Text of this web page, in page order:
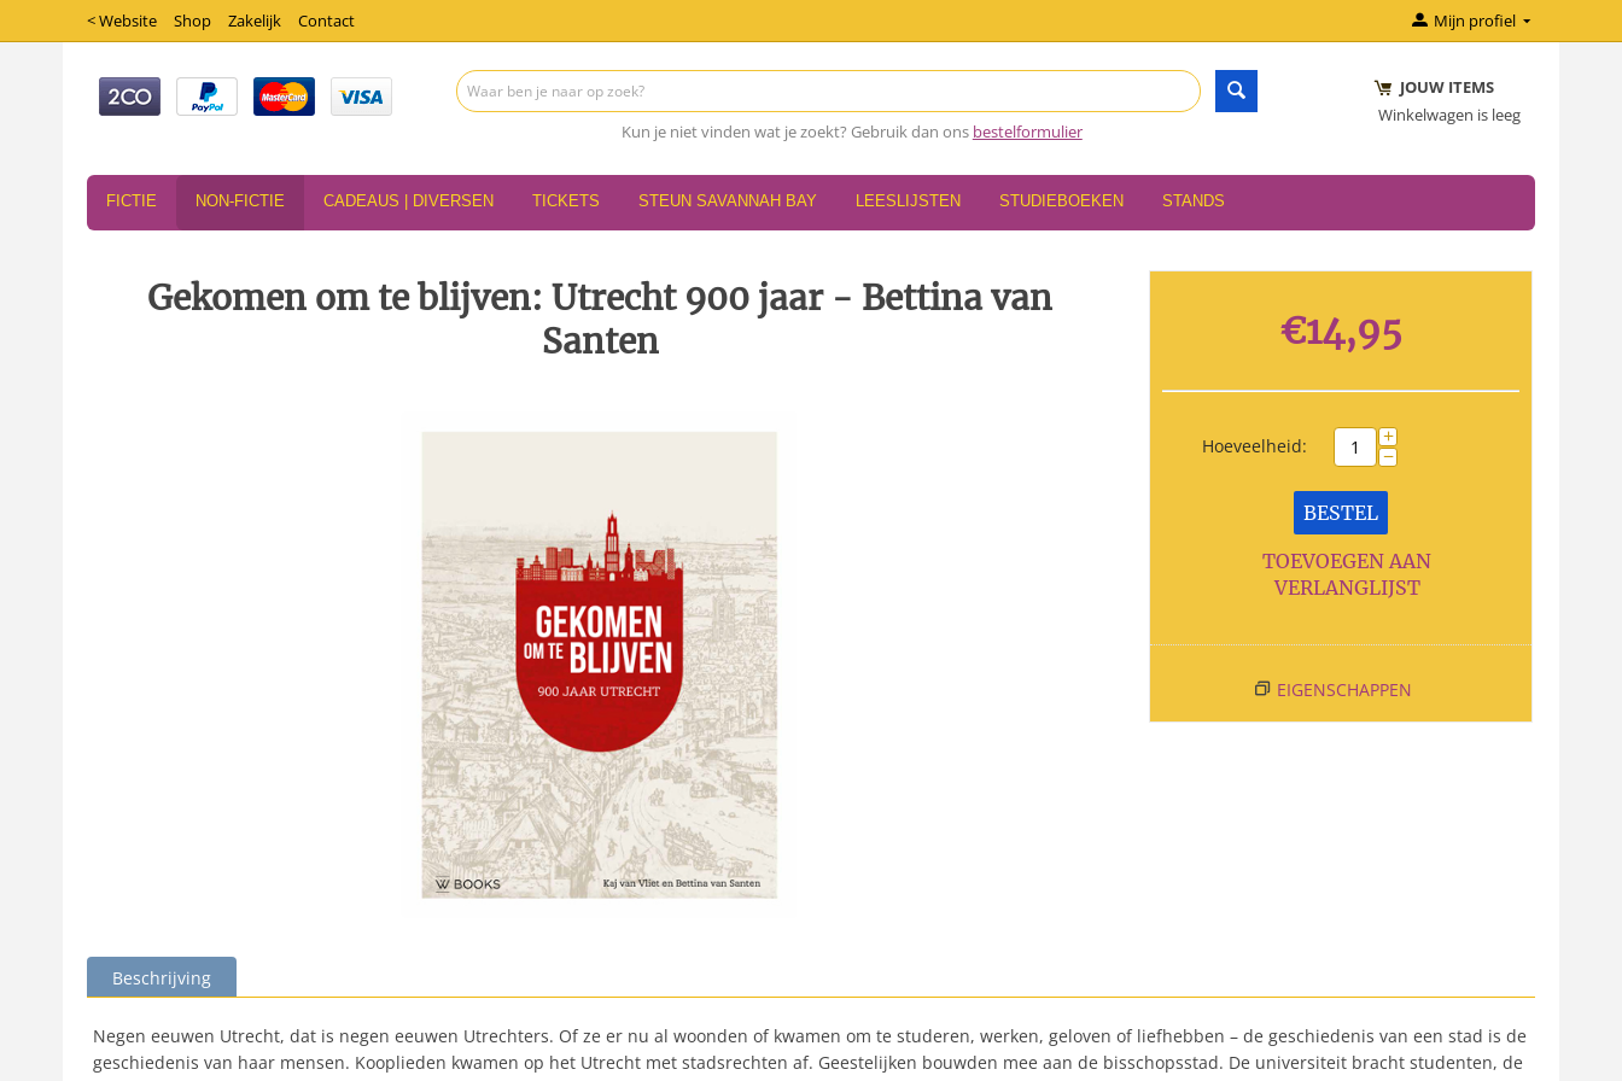
< Website Shop Zakelijk Contact Mijn profiel
Kun je niet vinden wat je zoekt? Gebruik dan ons bestelformulier
JOUW ITEMS
Winkelwagen is leeg
FICTIE NON-FICTIE CADEAUS | DIVERSEN TICKETS STEUN SAVANNAH BAY LEESLIJSTEN STUDIEBOEKEN STANDS
Gekomen om te blijven: Utrecht 900 jaar - Bettina van
Santen
€14,95
Hoeveelheid: +
−
BESTEL
TOEVOEGEN AAN
VERLANGLIJST
EIGENSCHAPPEN
Beschrijving
Negen eeuwen Utrecht, dat is negen eeuwen Utrechters. Of ze er nu al woonden of kwamen om te studeren, werken, geloven of liefhebben – de geschiedenis van een stad is de
geschiedenis van haar mensen. Kooplieden kwamen op het Utrecht met stadsrechten af. Geestelijken bouwden mee aan de bisschopsstad. De universiteit bracht studenten, de